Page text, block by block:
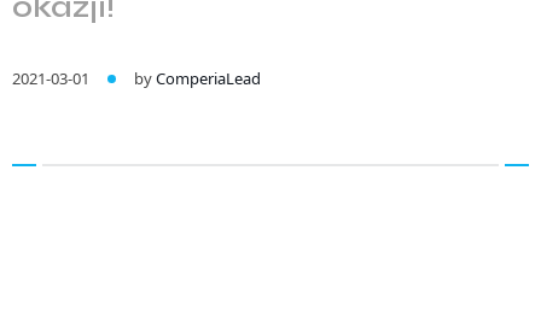
2021-03-01 byComperiaLead